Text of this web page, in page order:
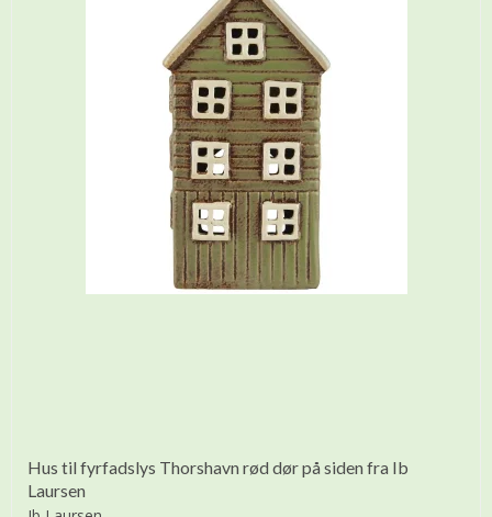
Hus til fyrfadslys Thorshavn rød dør på siden fra Ib
Laursen